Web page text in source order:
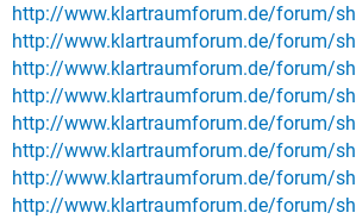
http://www.klartraumforum.de/forum/
http://www.klartraumforum.de/forum/
http://www.klartraumforum.de/forum/
http://www.klartraumforum.de/forum/
http://www.klartraumforum.de/forum/
http://www.klartraumforum.de/forum/
http://www.klartraumforum.de/forum/
http://www.klartraumforum.de/forum/